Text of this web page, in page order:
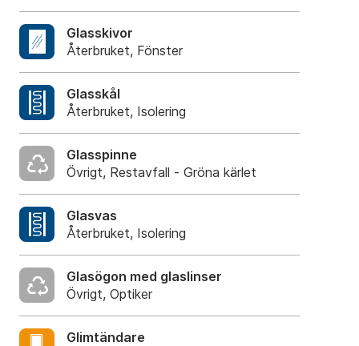
Glasskivor
Återbruket, Fönster
Glasskål
Återbruket, Isolering
Glasspinne
Övrigt, Restavfall - Gröna kärlet
Glasvas
Återbruket, Isolering
Glasögon med glaslinser
Övrigt, Optiker
Glimtändare